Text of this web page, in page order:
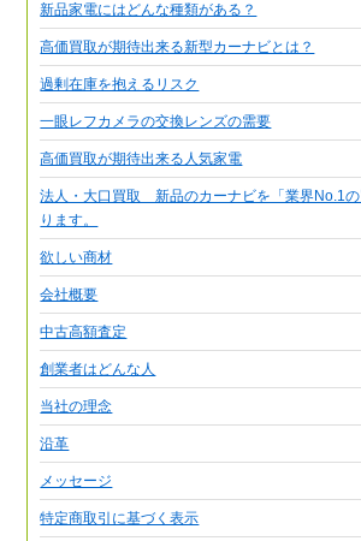
新品家電にはどんな種類がある？
高価買取が期待出来る新型カーナビとは？
過剰在庫を抱えるリスク
一眼レフカメラの交換レンズの需要
高価買取が期待出来る人気家電
法人・大口買取 新品のカーナビを「業界No.1
ります。
欲しい商材
会社概要
中古高額査定
創業者はどんな人
当社の理念
沿革
メッセージ
特定商取引に基づく表示